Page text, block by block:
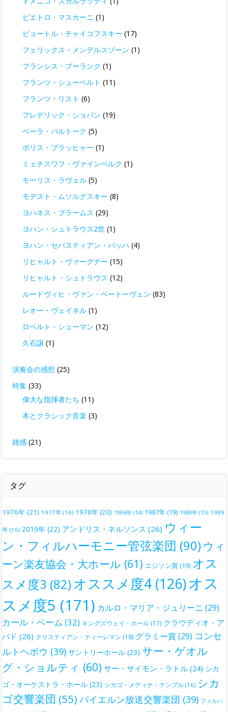
ピエトロ・マスカーニ (1)
ピョートル・チャイコフスキー (17)
フェリックス・メンデルスゾーン (1)
フランシス・プーランク (1)
フランツ・シューベルト (11)
フランツ・リスト (6)
フレデリック・ショパン (19)
ベーラ・バルトーク (5)
ボリス・ブラッヒャー (1)
ミェチスワフ・ヴァインベルク (1)
モーリス・ラヴェル (5)
モデスト・ムソルグスキー (8)
ヨハネス・ブラームス (29)
ヨハン・シュトラウス2世 (1)
ヨハン・セバスティアン・バッハ (4)
リヒャルト・ヴァーグナー (15)
リヒャルト・シュトラウス (12)
ルードヴィヒ・ヴァン・ベートーヴェン (83)
レオー・ヴェイネル (1)
ロベルト・シューマン (12)
久石譲 (1)
演奏会の感想 (25)
特集 (33)
偉大な指揮者たち (11)
本とクラシック音楽 (3)
雑感 (21)
タグ
1976年 (21) 1977年 (16) 1978年(20) 1986年 (14) 1987年(19) 1988年 (15) 1989
年 (16) 2019年 (22) アンドリス・ネルソンス (26) ウィー
ン・フィルハーモニー管弦楽団 (90) ウィ
ーン楽友協会・大ホール (61) エジソン賞(19) オス
スメ度3 (82) オススメ度4 (126)オス
スメ度5 (171) カルロ・マリア・ジュリーニ (29)
カール・ベーム (32) キングズウェイ・ホール (17) クラウディオ・ア
バド (26) クリスティアン・ティーレマン (18) グラミー賞 (29) コンセ
ルトヘボウ (39) サントリーホール (23) サー・ゲオル
グ・ショルティ (60) サー・サイモン・ラトル (24) シカ
ゴ・オーケストラ・ホール (23) シカゴ・メディナ・テンプル (16) シカ
ゴ交響楽団 (55) バイエルン放送交響楽団 (39) フィルハ